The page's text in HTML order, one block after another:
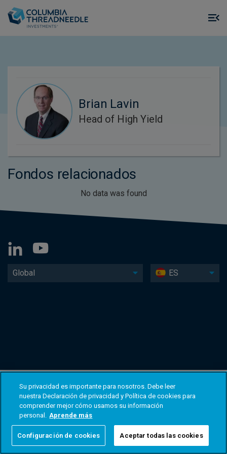
Brian Lavin
Head of High Yield
Fondos relacionados
No data was found
Global ES
Su privacidad es importante para nosotros. Debe leer
nuestra Declaración de privacidad y Política de cookies para
comprender mejor cómo usamos su información
personal. Aprende más
Configuración de cookies Aceptar todas las cookies